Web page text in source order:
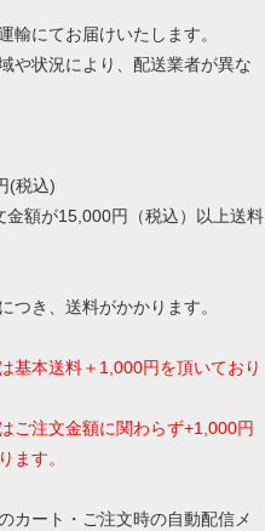
輸にてお届けいたします。
や状況により、配送業者が異な
(税込)
金額が15,000円（税込）以上送料
つき、送料がかかります。
基本送料＋1,000円を頂いており
ご注文金額に関わらず+1,000円
ます。
カート・ご注文時の自動配信メ